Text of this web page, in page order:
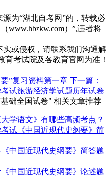
为“湖北自考网”的，转载必
www.hbzkw.com）”,违者将
实或侵权，请联系我们沟通解
育考试院及各教育官网为准！
”复习资料第一章 下一篇：
试旅游经济学试题历年试卷
础全国试卷" 相关文章推荐
学语文》有哪些高频考点？
试《中国近现代史纲要》简
中国近现代史纲要》简答题
中国近现代史纲要》论述题